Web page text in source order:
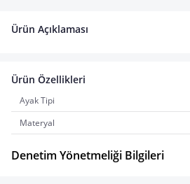
Ürün Açıklaması
Ürün Özellikleri
Ayak Tipi
Materyal
Denetim Yönetmeliği Bilgileri